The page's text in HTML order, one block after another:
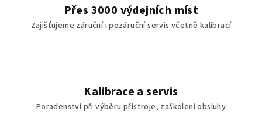
Přes 3000 výdejních míst
Zajišťujeme záruční i pozáruční servis včetně kalibrací
Kalibrace a servis
Poradenství při výběru přístroje, zaškolení obsluhy